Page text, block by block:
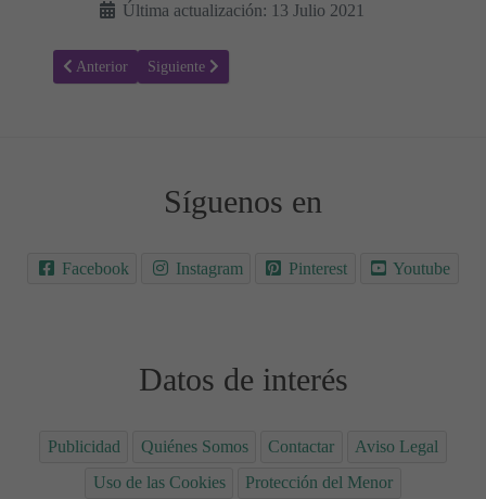
Última actualización: 13 Julio 2021
Artículo anterior: ¿Por qué Nunca se debe ignorar el picor durante el
Anterior Artículo siguiente: La línea alba ¿Qué es y por qué
Siguiente
Síguenos en
Facebook Instagram Pinterest Youtube
Datos de interés
Publicidad Quiénes Somos Contactar
Aviso Legal
Uso de las Cookies
Protección del Menor